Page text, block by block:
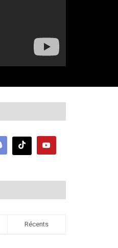
Récents